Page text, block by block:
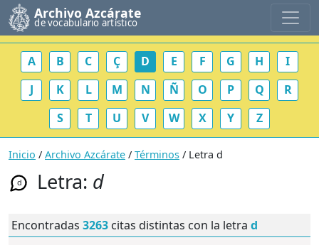
Archivo Azcárate
de vocabulario artístico
A B C Ç D E F G H
I
J
K L M N Ñ O P Q
R
S
T U V W X Y Z
Inicio / Archivo Azcárate / Términos / Letra d
d Letra: d
Encontradas 3263 citas distintas con la letra d